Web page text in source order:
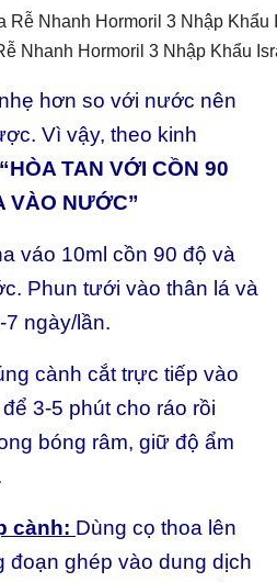
Nhanh Hormoril 3 Nhập Khẩu
hơn so với nước nên
Vì vậy, theo kinh
“HÒA TAN VỚI CỒN 90
VÀO NƯỚC”
váo 10ml cồn 90 độ và
Phun tưới vào thân lá và
ngày/lần.
cành cắt trực tiếp vào
3-5 phút cho ráo rồi
bóng râm, giữ độ ẩm
cành: Dùng cọ thoa lên
đoạn ghép vào dung dịch